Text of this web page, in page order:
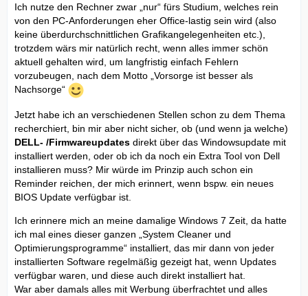
Ich nutze den Rechner zwar „nur“ fürs Studium, welches rein
von den PC-Anforderungen eher Office-lastig sein wird (also
keine überdurchschnittlichen Grafikangelegenheiten etc.),
trotzdem wärs mir natürlich recht, wenn alles immer schön
aktuell gehalten wird, um langfristig einfach Fehlern
vorzubeugen, nach dem Motto „Vorsorge ist besser als
Nachsorge“
Jetzt habe ich an verschiedenen Stellen schon zu dem Thema
recherchiert, bin mir aber nicht sicher, ob (und wenn ja welche)
DELL- /Firmwareupdates direkt über das Windowsupdate mit
installiert werden, oder ob ich da noch ein Extra Tool von Dell
installieren muss? Mir würde im Prinzip auch schon ein
Reminder reichen, der mich erinnert, wenn bspw. ein neues
BIOS Update verfügbar ist.
Ich erinnere mich an meine damalige Windows 7 Zeit, da hatte
ich mal eines dieser ganzen „System Cleaner und
Optimierungsprogramme“ installiert, das mir dann von jeder
installierten Software regelmäßig gezeigt hat, wenn Updates
verfügbar waren, und diese auch direkt installiert hat.
War aber damals alles mit Werbung überfrachtet und alles